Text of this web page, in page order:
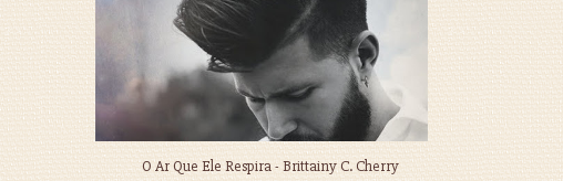
O Ar Que Ele Respira - Brittainy C. Cherry